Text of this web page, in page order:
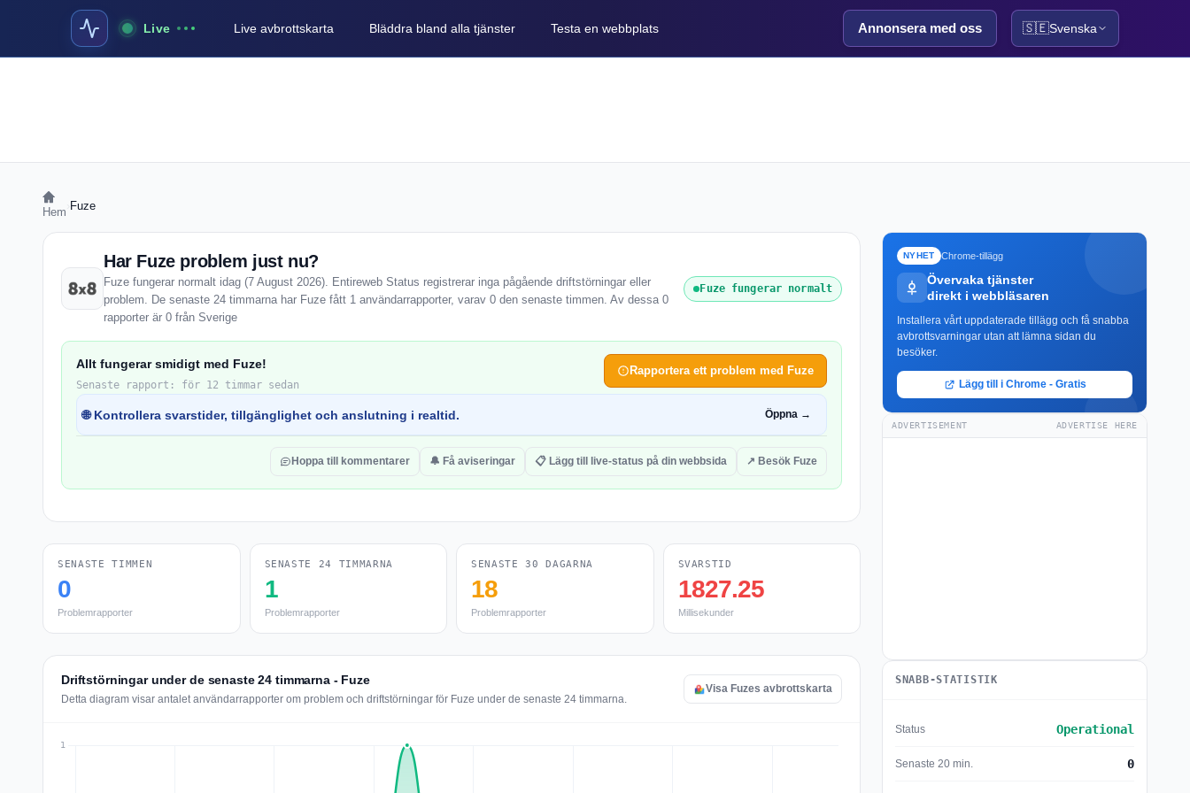
Live Live avbrottskarta Bläddra bland alla tjänster Testa en webbplats Annonsera med oss 🇸🇪Svenska
Hem Fuze
Har Fuze problem just nu?
Fuze fungerar normalt idag (7 August 2026). Entireweb Status registrerar inga pågående driftstörningar eller
problem. De senaste 24 timmarna har Fuze fått 1 användarrapporter, varav 0 den senaste timmen. Av dessa 0
rapporter är 0 från Sverige
Fuze fungerar normalt
Allt fungerar smidigt med Fuze!
Senaste rapport: för 12 timmar sedan
Rapportera ett problem med Fuze
🌐 Kontrollera svarstider, tillgänglighet och anslutning i realtid. Öppna →
Hoppa till kommentarer 🔔 Få aviseringar 📋 Lägg till live-status på din webbsida ↗ Besök Fuze
SENASTE TIMMEN
0
Problemrapporter
SENASTE 24 TIMMARNA
1
Problemrapporter
SENASTE 30 DAGARNA
18
Problemrapporter
SVARSTID
1827.25
Millisekunder
Driftstörningar under de senaste 24 timmarna - Fuze
Detta diagram visar antalet användarrapporter om problem och driftstörningar för Fuze under de senaste 24 timmarna.
Visa Fuzes avbrottskarta
NYHET Chrome-tillägg
Övervaka tjänster
direkt i webbläsaren
Installera vårt uppdaterade tillägg och få snabba
avbrottsvarningar utan att lämna sidan du
besöker.
Lägg till i Chrome - Gratis
ADVERTISEMENT ADVERTISE HERE
SNABB-STATISTIK
Status Operational
Senaste 20 min. 0